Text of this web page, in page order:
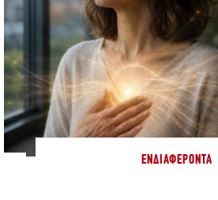
ΕΝΔΙΑΦΈΡΟΝΤΑ